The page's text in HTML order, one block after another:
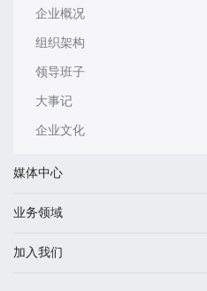
企业概况
组织架构
领导班子
大事记
企业文化
媒体中心
业务领域
加入我们